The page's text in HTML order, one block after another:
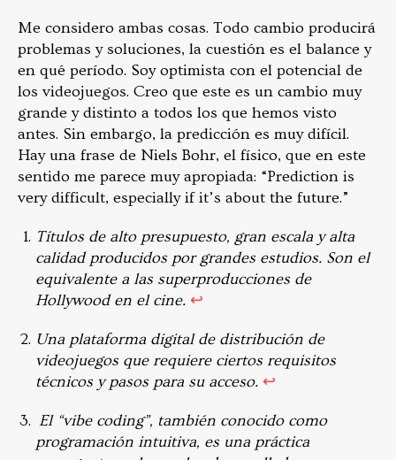
Me considero ambas cosas. Todo cambio producirá
problemas y soluciones, la cuestión es el balance y
en qué período. Soy optimista con el potencial de
los videojuegos. Creo que este es un cambio muy
grande y distinto a todos los que hemos visto
antes. Sin embargo, la predicción es muy difícil.
Hay una frase de Niels Bohr, el físico, que en este
sentido me parece muy apropiada: “Prediction is
very difficult, especially if it’s about the future.”
Títulos de alto presupuesto, gran escala y alta
calidad producidos por grandes estudios. Son el
equivalente a las superproducciones de
Hollywood en el cine. ↩︎
Una plataforma digital de distribución de
videojuegos que requiere ciertos requisitos
técnicos y pasos para su acceso. ↩︎
El “vibe coding”, también conocido como
programación intuitiva, es una práctica